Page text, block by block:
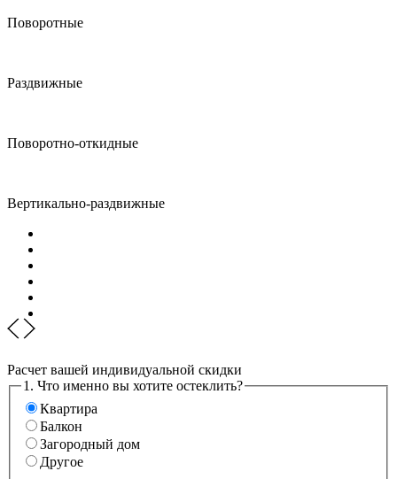
Поворотные
Раздвижные
Поворотно-откидные
Вертикально-раздвижные
Расчет вашей индивидуальной скидки
1. Что именно вы хотите остеклить?
Квартира
Балкон
Загородный дом
Другое